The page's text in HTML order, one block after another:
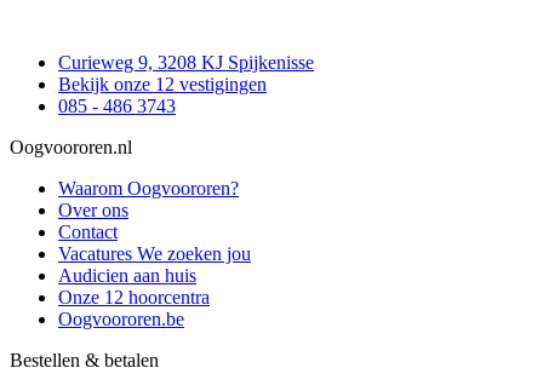
Curieweg 9, 3208 KJ Spijkenisse
Bekijk onze 12 vestigingen
085 - 486 3743
Oogvoororen.nl
Waarom Oogvoororen?
Over ons
Contact
Vacatures We zoeken jou
Audicien aan huis
Onze 12 hoorcentra
Oogvoororen.be
Bestellen & betalen